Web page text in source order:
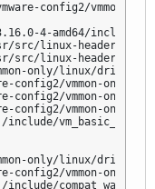
config2/vmmon-
4-amd64/include/..
linux-headers-
linux-headers-
only/linux/
config2/vmmon-only/./
config2/vmmon-only/
config2/vmmon-only/
include/
only/linux/driver.o
config2/vmmon-only/
./include/